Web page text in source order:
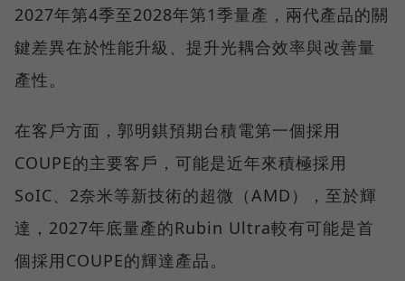
2027年第4季至2028年第1季量產，兩代產品的關
鍵差異在於性能升級、提升光耦合效率與改善量
產性。
在客戶方面，郭明錤預期台積電第一個採用
COUPE的主要客戶，可能是近年來積極採用
SoIC、2奈米等新技術的超微（AMD），至於輝
達，2027年底量產的Rubin Ultra較有可能是首
個採用COUPE的輝達產品。